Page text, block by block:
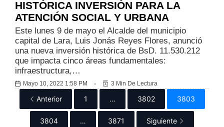
HISTÓRICA INVERSIÓN PARA LA
ATENCIÓN SOCIAL Y URBANA
Este lunes 9 de mayo el Alcalde del municipio
capital de Lara, Luis Jonás Reyes Flores, anunció
una nueva inversión histórica de BsD. 11.530.212
que impacta cinco áreas fundamentales:
infraestructura,…
Mayo 10, 2022 1:58 PM 3 Min De Lectura
Anterior 1 … 3802 3803
3804 … 3871 Siguiente